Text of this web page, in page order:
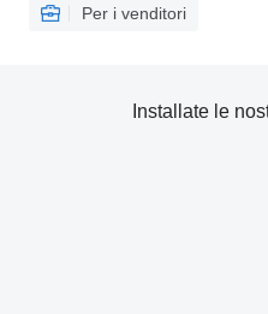
Per i venditori
Installate le